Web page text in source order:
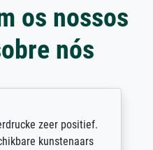
os nossos
nós
zeer positief.
kunstenaars